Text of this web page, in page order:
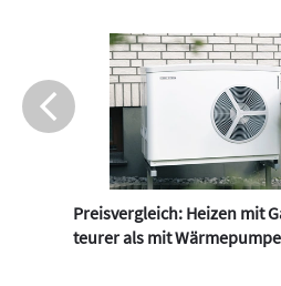
Preisvergleich: Heizen mit
teurer als mit Wärmepumpe